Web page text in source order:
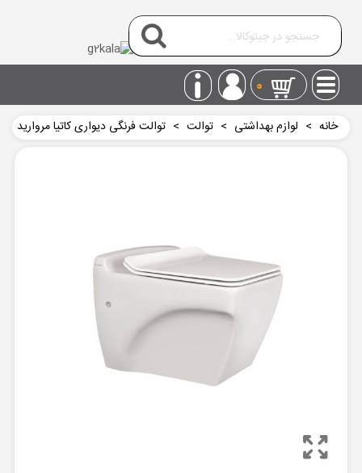
0
خانه > لوازم بهداشتی > توالت > توالت فرنگی دیواری کاتیا مروارید